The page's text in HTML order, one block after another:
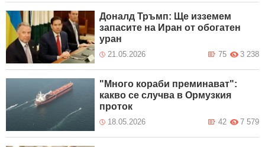
Доналд Тръмп: Ще изземем
запасите на Иран от обогатен
уран
21.05.2026 3 238
75
"Много кораби преминават":
какво се случва в Ормузкия
проток
18.05.2026 7 579
42